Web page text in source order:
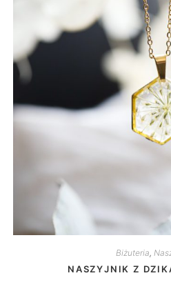
Biżuteria,
NASZYJNIK Z